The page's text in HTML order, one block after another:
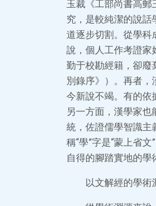
玉裁《工部尚書高郵
究，是較純潔的說話
道逐步切割。從學科
說，個人工作考證家
勤于校勘經籍，卻廢
別錄序》）。再者
今新說不竭。有的依
另一方面，漢學家也
統，佐證儒學智識主
稱“學”字是“蒙上省
自得的腳踏實地的
以文解經的學術